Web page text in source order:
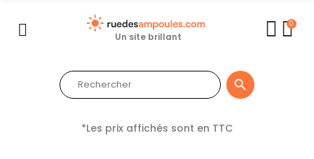
Un site brillant
0

*Les prix affichés sont en TTC